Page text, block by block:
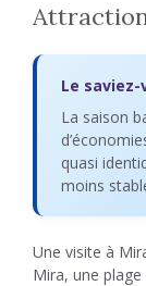
Le saviez-
La saison
quasi
moins
Une visite à
Mira, une